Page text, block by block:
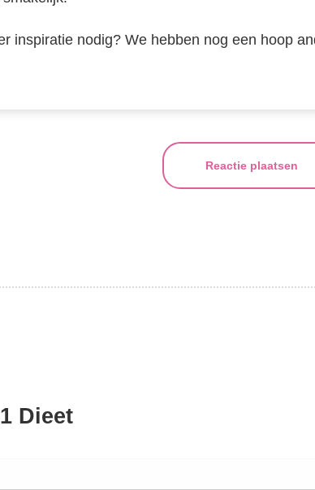
inspiratie nodig? We hebben nog een hoop
Reactie plaatsen
Dieet